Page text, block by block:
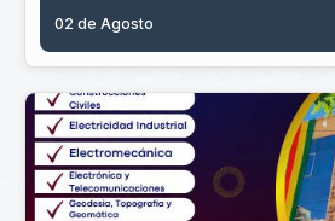
02 de Agosto